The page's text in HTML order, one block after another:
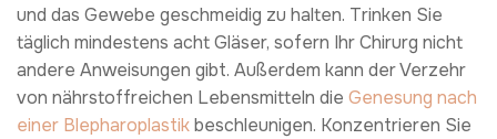
und das Gewebe geschmeidig zu halten. Trinken Sie
täglich mindestens acht Gläser, sofern Ihr Chirurg nicht
andere Anweisungen gibt. Außerdem kann der Verzehr
von nährstoffreichen Lebensmitteln die Genesung nach
einer Blepharoplastikbeschleunigen. Konzentrieren Sie